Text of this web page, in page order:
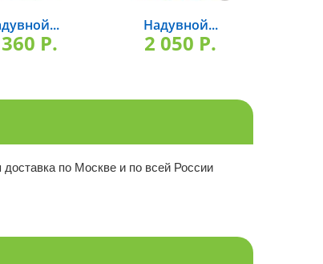
P.
Надувной...
2 050 P.
по Москве и по всей России